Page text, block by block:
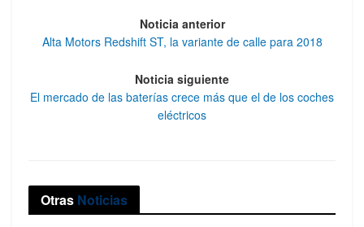
Noticia anterior
Alta Motors Redshift ST, la variante de calle para 2018
Noticia siguiente
El mercado de las baterías crece más que el de los coches
eléctricos
Otras Noticias